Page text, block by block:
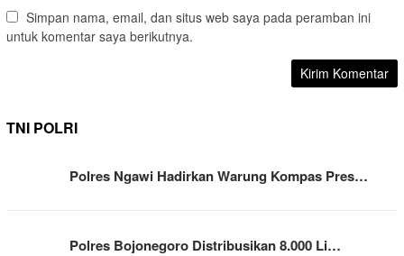
Simpan nama, email, dan situs web saya pada peramban ini
untuk komentar saya berikutnya.
TNI POLRI
Polres Ngawi Hadirkan Warung Kompas Pres…
Polres Bojonegoro Distribusikan 8.000 Li…